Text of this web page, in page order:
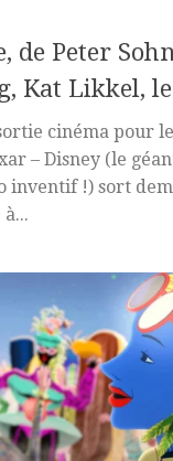
de Peter
Kat Likkel,
cinéma pour
– Disney (le
inventif !) sort